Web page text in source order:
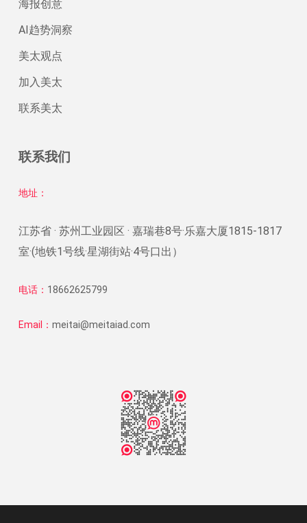
海报创意
AI趋势洞察
美太观点
加入美太
联系美太
联系我们
地址：
江苏省 · 苏州工业园区 · 嘉瑞巷8号·乐嘉大厦1815-1817
室·(地铁1号线·星湖街站·4号口出）
电话： 18662625799
Email： meitai@meitaiad.com